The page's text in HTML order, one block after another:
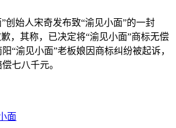
创始人宋奇发布致“渝见小面”的一封
，其称，已决定将“渝见小面”商标无偿
“渝见小面”老板娘因商标纠纷被起诉，
七八千元。
面